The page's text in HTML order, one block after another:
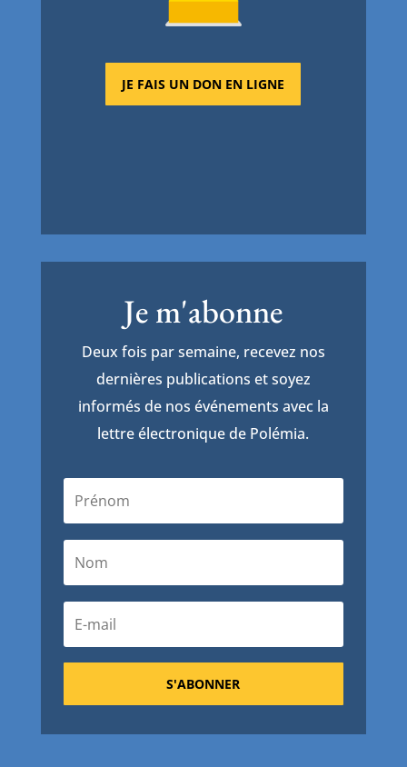
JE FAIS UN DON EN LIGNE
Je m'abonne
Deux fois par semaine, recevez nos
dernières publications et soyez
informés de nos événements avec la
lettre électronique de Polémia.
S'ABONNER